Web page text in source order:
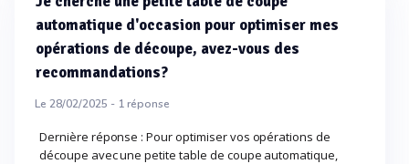
automatique d'occasion pour optimiser mes
opérations de découpe, avez-vous des
recommandations?
Le 28/02/2025 - 1réponse
Dernière réponse : Pour optimiser vos opérations de
découpe avec une petite table de coupe automatique,